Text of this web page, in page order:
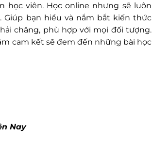
học viên. Học online nhưng sẽ luôn
Giúp bạn hiểu và nắm bắt kiến thức
chăng, phù hợp với mọi đối tượng.
cam kết sẽ đem đến những bài học
Nay